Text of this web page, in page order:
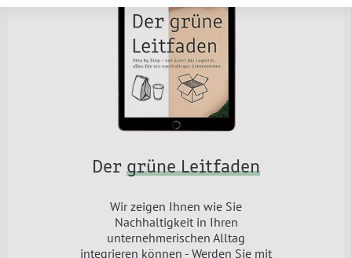
Der grüne Leitfaden
Wir zeigen Ihnen wie Sie
Nachhaltigkeit in Ihren
unternehmerischen Alltag
integrieren können - Werden Sie mit